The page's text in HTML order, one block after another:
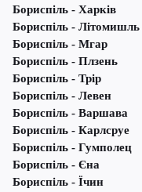
Бориспіль - Харків
Бориспіль - Літомишль
Бориспіль - Мгар
Бориспіль - Плзень
Бориспіль - Трір
Бориспіль - Левен
Бориспіль - Варшава
Бориспіль - Карлсруе
Бориспіль - Гумполец
Бориспіль - Єна
Бориспіль - Їчин